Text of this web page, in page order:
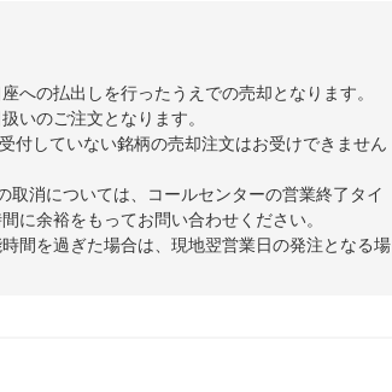
への払出しを行ったうえでの売却となります。
いのご注文となります。
付していない銘柄の売却注文はお受けできません
消については、コールセンターの営業終了タイ
に余裕をもってお問い合わせください。
間を過ぎた場合は、現地翌営業日の発注となる場